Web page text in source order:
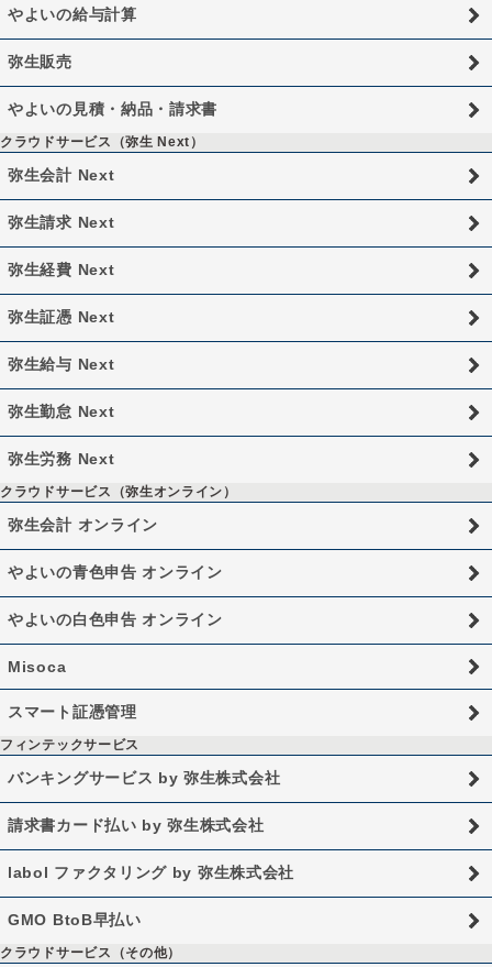
やよいの給与計算
弥生販売
やよいの見積・納品・請求書
クラウドサービス（弥生 Next）
弥生会計 Next
弥生請求 Next
弥生経費 Next
弥生証憑 Next
弥生給与 Next
弥生勤怠 Next
弥生労務 Next
クラウドサービス（弥生オンライン）
弥生会計 オンライン
やよいの青色申告 オンライン
やよいの白色申告 オンライン
Misoca
スマート証憑管理
フィンテックサービス
バンキングサービス by 弥生株式会社
請求書カード払い by 弥生株式会社
labol ファクタリング by 弥生株式会社
GMO BtoB早払い
クラウドサービス（その他）